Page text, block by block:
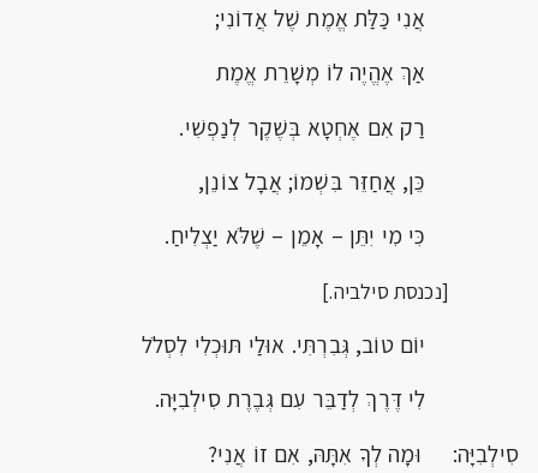
אֲנִי כַּלַּת אֱמֶת שֶׁל אֲדוֹנִי;
אַךְ אֶהֱיֶה לוֹ מְשָׁרֵת אֱמֶת
רַק אִם אֶחְטָא בְּשֶׁקֶר לְנַפְשִׁי.
כֵּן, אֲחַזֵּר בִּשְׁמוֹ; אֲבָל צוֹנֵן,
כִּי מִי יִתֵּן – אָמֵן – שֶׁלֹּא יַצְלִיחַ.
[נכנסת סילביה.]
יוֹם טוֹב, גְּבִרְתִּי. אוּלַי תּוּכְלִי לִסְלֹל
לִי דֶּרֶךְ לְדַבֵּר עִם גְּבֶרֶת סִילְבִיָּה.
סִילְבִיָּה: וּמָה לְךָ אִתָּהּ, אִם זוֹ אֲנִי?